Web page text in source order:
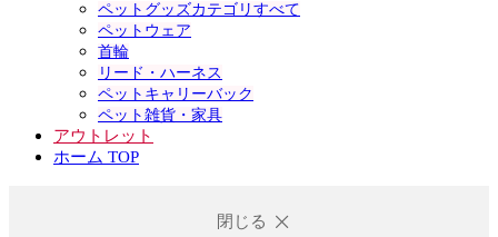
ペットグッズカテゴリすべて
ペットウェア
首輪
リード・ハーネス
ペットキャリーバック
ペット雑貨・家具
アウトレット
ホーム TOP
閉じる